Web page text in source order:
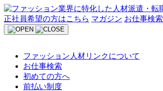
Skip
to
content
正社員希望の方はこちら マガジン お仕事検索
ファッション人材リンクについて
お仕事検索
初めての方へ
前払い制度